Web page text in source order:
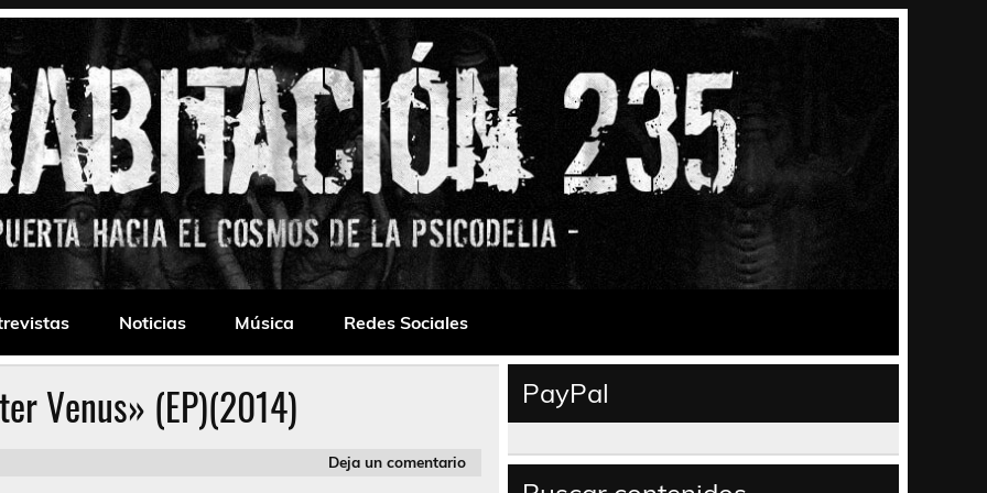
Noticias Música Redes Sociales
Venus» (EP)(2014)
Deja un comentario
PayPal